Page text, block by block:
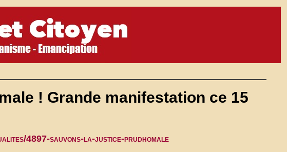
! Grande manifestation ce 15
4897-sauvons-la-justice-prudhomale